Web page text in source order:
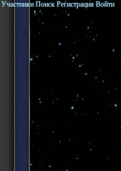
Участники Поиск Регистрация Войти